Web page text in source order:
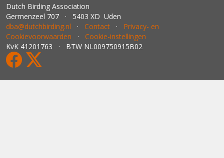
Dutch Birding Association
Germenzeel 707 · 5403 XD Uden
dba@dutchbirding.nl · Contact · Privacy- en
Cookievoorwaarden · Cookie-instellingen
KvK 41201763 · BTW NL009750915B02